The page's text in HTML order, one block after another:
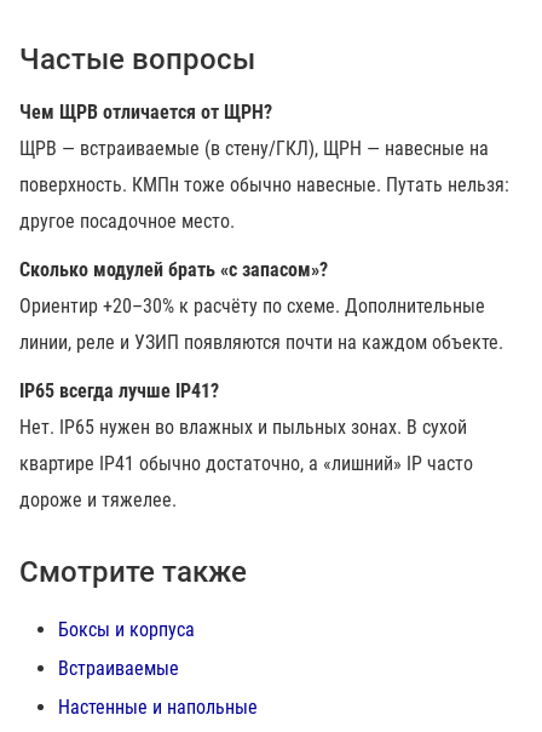
Частые вопросы
Чем ЩРВ отличается от ЩРН?
ЩРВ — встраиваемые (в стену/ГКЛ), ЩРН — навесные на
поверхность. КМПн тоже обычно навесные. Путать нельзя:
другое посадочное место.
Сколько модулей брать «с запасом»?
Ориентир +20–30% к расчёту по схеме. Дополнительные
линии, реле и УЗИП появляются почти на каждом объекте.
IP65 всегда лучше IP41?
Нет. IP65 нужен во влажных и пыльных зонах. В сухой
квартире IP41 обычно достаточно, а «лишний» IP часто
дороже и тяжелее.
Смотрите также
Боксы и корпуса
Встраиваемые
Настенные и напольные